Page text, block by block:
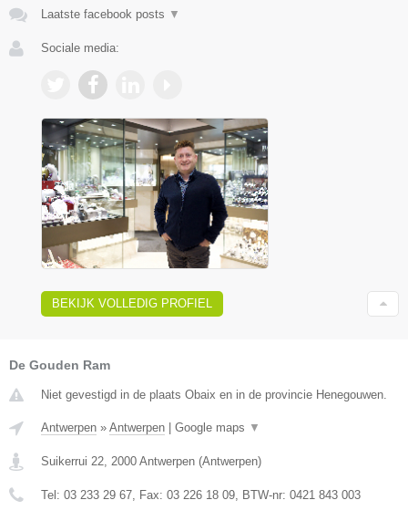
Laatste facebook posts ▼
Sociale media:
BEKIJK VOLLEDIG PROFIEL
De Gouden Ram
Niet gevestigd in de plaats Obaix en in de provincie Henegouwen.
Antwerpen » Antwerpen Google maps ▼
Suikerrui 22, 2000 Antwerpen (Antwerpen)
Tel: 03 233 29 67, Fax: 03 226 18 09, BTW-nr: 0421 843 003